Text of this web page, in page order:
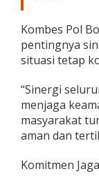
Kombes Pol
pentingnya
situasi tetap
“Sinergi
menjaga
masyarakat
aman dan
Komitmen